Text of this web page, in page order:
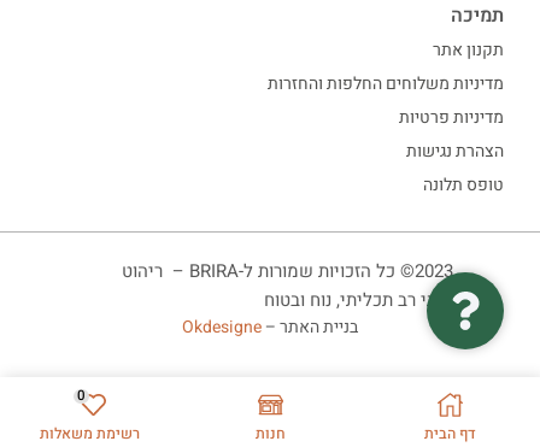
דף הבית חנות
0
רשימת משאלות
תמיכה
תקנון אתר
מדיניות משלוחים החלפות והחזרות
מדיניות פרטיות
הצהרת נגישות
טופס תלונה
2023© כל הזכויות שמורות ל-BRIRA – ריהוט
ביתי רב תכליתי, נוח ובטוח
בניית האתר –Okdesigne